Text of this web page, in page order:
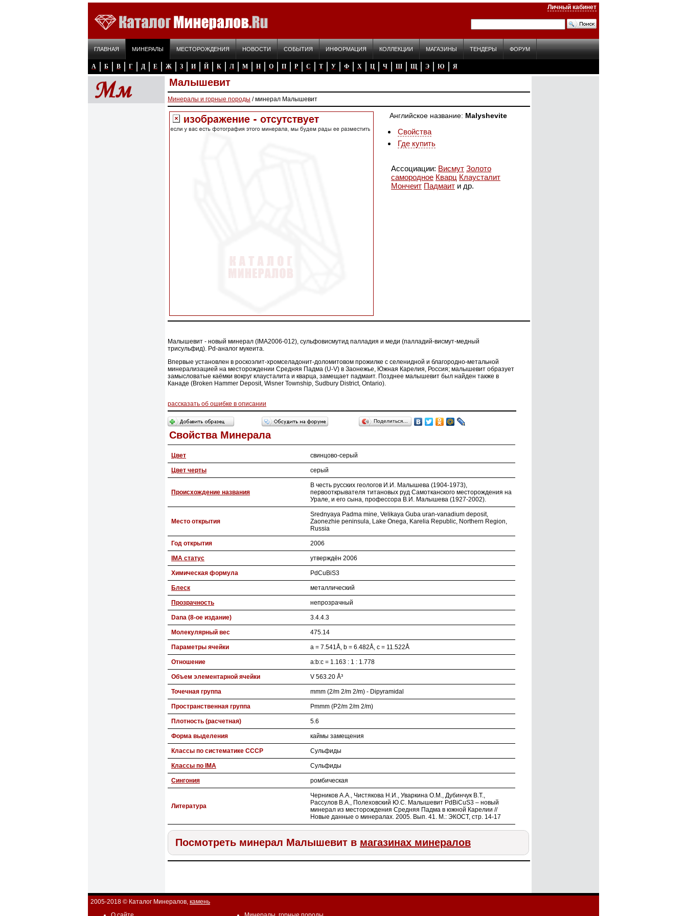
Личный кабинет
ГЛАВНАЯ МИНЕРАЛЫ МЕСТОРОЖДЕНИЯ НОВОСТИ СОБЫТИЯ ИНФОРМАЦИЯ КОЛЛЕКЦИИ МАГАЗИНЫ ТЕНДЕРЫ ФОРУМ
А Б В Г Д Е Ж З И Й К Л М Н О П Р С Т У Ф Х Ц Ч Ш Щ Э Ю Я
Малышевит
Минералы и горные породы / минерал Малышевит
Английское название Malyshevite
Свойства
Где купить
Ассоциации: Висмут Золото
самородное Кварц Клаусталит
Мончеит Падмаит и др.
Малышевит - новый минерал (IMA2006-012), сульфовисмутид палладия и меди (палладий-висмут-медный
трисульфид). Pd-аналог мукеита.
Впервые установлен в роскоэлит-хромселадонит-доломитовом прожилке с селенидной и благородно-метальной
минерализацией на месторождении Средняя Падма (U-V) в Заонежье, Южная Карелия, Россия; малышевит образует
замысловатые каёмки вокруг клаусталита и кварца, замещает падмаит. Позднее малышевит был найден также в
Канаде (Broken Hammer Deposit, Wisner Township, Sudbury District, Ontario).
рассказать об ошибке в описании
Поделиться…
Свойства Минерала
Цвет свинцово-серый
Цвет черты серый
Происхождение названия
В честь русских геологов И.И. Малышева (1904-1973),
первооткрывателя титановых руд Самотканского месторождения на
Урале, и его сына, профессора В.И. Малышева (1927-2002).
Место открытия
Srednyaya Padma mine, Velikaya Guba uran-vanadium deposit,
Zaonezhie peninsula, Lake Onega, Karelia Republic, Northern Region,
Russia
Год открытия 2006
IMA статус утверждён 2006
Химическая формула PdCuBiS3
Блеск металлический
Прозрачность непрозрачный
Dana (8-ое издание) 3.4.4.3
Молекулярный вес 475.14
Параметры ячейки a = 7.541Å, b = 6.482Å, c = 11.522Å
Отношение a:b:c = 1.163 : 1 : 1.778
Объем элементарной ячейки V 563.20 Å³
Точечная группа mmm (2/m 2/m 2/m) - Dipyramidal
Пространственная группа Pmmm (P2/m 2/m 2/m)
Плотность (расчетная) 5.6
Форма выделения каймы замещения
Классы по систематике СССР Сульфиды
Классы по IMA Сульфиды
Сингония ромбическая
Литература
Черников А.А., Чистякова Н.И., Уваркина О.М., Дубинчук В.Т.,
Рассулов В.А., Полеховский Ю.С. Малышевит PdBiCuS3 – новый
минерал из месторождения Средняя Падма в южной Карелии //
Новые данные о минералах. 2005. Вып. 41. М.: ЭКОСТ, стр. 14-17
Посмотреть минерал Малышевит в магазинах минералов
2005-2018 © Каталог Минералов, камень